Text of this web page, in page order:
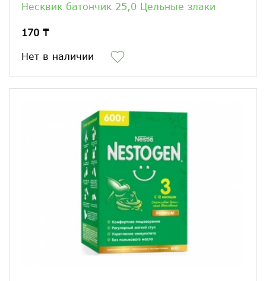
Несквик батончик 25,0 Цельные злаки
170 ₸
Нет в наличии